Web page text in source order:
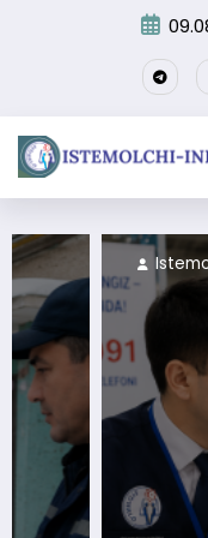
Istemolchi-info